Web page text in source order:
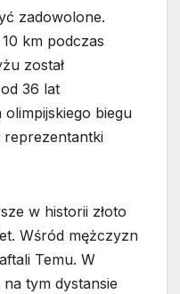
zadowolone.
km podczas
został
36 lat
biegu
reprezentantki
w historii złoto
Wśród mężczyzn
Temu. W
tym dystansie